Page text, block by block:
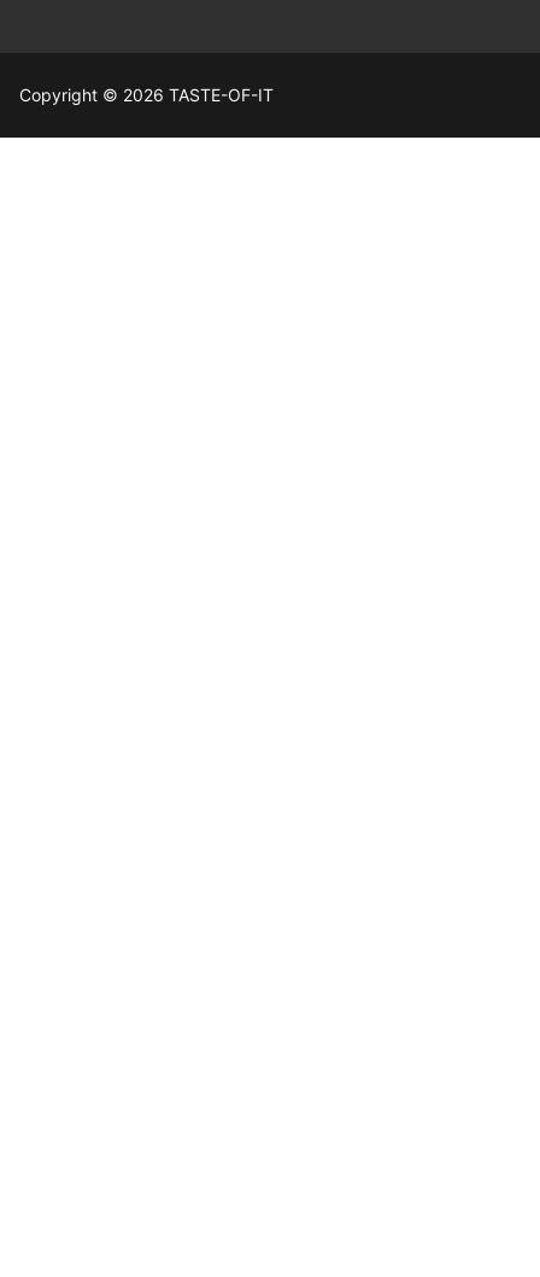
Copyright © 2026 TASTE-OF-IT